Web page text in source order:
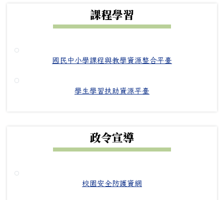
課程學習
國民中小學課程與教學資源整合平臺
學生學習扶助資源平臺
政令宣導
校園安全防護資網